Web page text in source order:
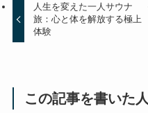
人生を変えた一人サウナ
旅：心と体を解放する極上
体験
この記事を書いた人